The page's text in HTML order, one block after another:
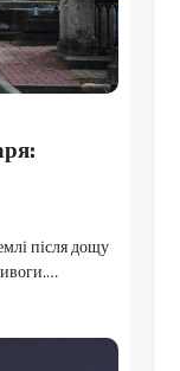
після дощу